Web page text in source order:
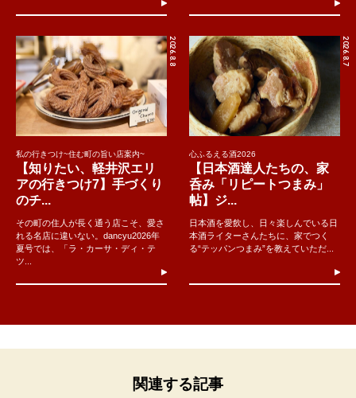
2026.8.8
私の行きつけ~住む町の旨い店案内~
【知りたい、軽井沢エリ
アの行きつけ7】手づくり
のチ...
その町の住人が長く通う店こそ、愛さ
れる名店に違いない。dancyu2026年
夏号では、「ラ・カーサ・ディ・テ
ツ...
2026.8.7
心ふるえる酒2026
【日本酒達人たちの、家
呑み「リピートつまみ」
帖】ジ...
日本酒を愛飲し、日々楽しんでいる日
本酒ライターさんたちに、家でつく
る“テッパンつまみ”を教えていただ...
関連する記事